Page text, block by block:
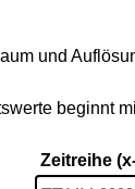
und
beginnt
Zeitreihe